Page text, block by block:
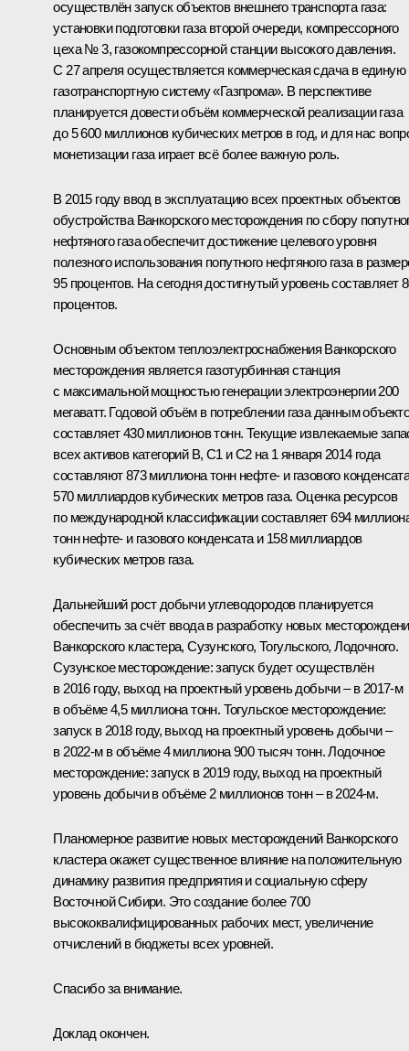
осуществлён запуск объектов внешнего транспорта газа:
установки подготовки газа второй очереди, компрессорного
цеха № 3, газокомпрессорной станции высокого давления.
С 27 апреля осуществляется коммерческая сдача в единую
газотранспортную систему «Газпрома». В перспективе
планируется довести объём коммерческой реализации газа
до 5 600 миллионов кубических метров в год, и для нас
монетизации газа играет всё более важную роль.
В 2015 году ввод в эксплуатацию всех проектных объектов
обустройства Ванкорского месторождения по сбору
нефтяного газа обеспечит достижение целевого уровня
полезного использования попутного нефтяного газа в
95 процентов. На сегодня достигнутый уровень составляет
процентов.
Основным объектом теплоэлектроснабжения Ванкорского
месторождения является газотурбинная станция
с максимальной мощностью генерации электроэнергии 200
мегаватт. Годовой объём в потреблении газа данным
составляет 430 миллионов тонн. Текущие извлекаемые
всех активов категорий B, C1 и C2 на 1 января 2014 года
составляют 873 миллиона тонн нефте- и газового
570 миллиардов кубических метров газа. Оценка ресурсов
по международной классификации составляет 694
тонн нефте- и газового конденсата и 158 миллиардов
кубических метров газа.
Дальнейший рост добычи углеводородов планируется
обеспечить за счёт ввода в разработку новых
Ванкорского кластера, Сузунского, Тогульского, Лодочного.
Сузунское месторождение: запуск будет осуществлён
в 2016 году, выход на проектный уровень добычи – в 2017-м
в объёме 4,5 миллиона тонн. Тогульское месторождение:
запуск в 2018 году, выход на проектный уровень добычи –
в 2022-м в объёме 4 миллиона 900 тысяч тонн. Лодочное
месторождение: запуск в 2019 году, выход на проектный
уровень добычи в объёме 2 миллионов тонн – в 2024-м.
Планомерное развитие новых месторождений Ванкорского
кластера окажет существенное влияние на положительную
динамику развития предприятия и социальную сферу
Восточной Сибири. Это создание более 700
высококвалифицированных рабочих мест, увеличение
отчислений в бюджеты всех уровней.
Спасибо за внимание.
Доклад окончен.